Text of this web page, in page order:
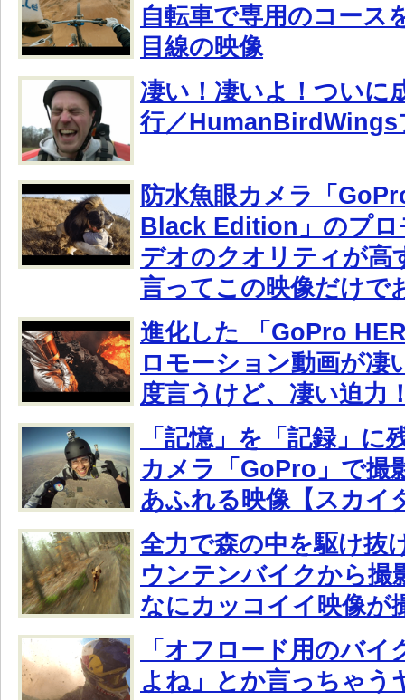
自転車で専用のコース
目線の映像
凄い！凄いよ！ついに
行／HumanBirdWings
防水魚眼カメラ「
Black Edition」のプロ
デオのクオリティが高
言ってこの映像だけで
進化した 「GoPro
ロモーション動画が凄
度言うけど、凄い迫力
「記憶」を「記録」に
カメラ「GoPro」で撮
あふれる映像【スカイ
全力で森の中を駆け抜
ウンテンバイクから撮
なにカッコイイ映像が
「オフロード用のバイ
よね」とか言っちゃう